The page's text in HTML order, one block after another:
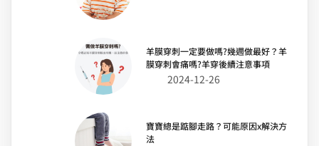
羊膜穿刺一定要做嗎?幾週做最好？羊
膜穿刺會痛嗎?羊穿後續注意事項
2024-12-26
寶寶總是踮腳走路？可能原因x解決方
法